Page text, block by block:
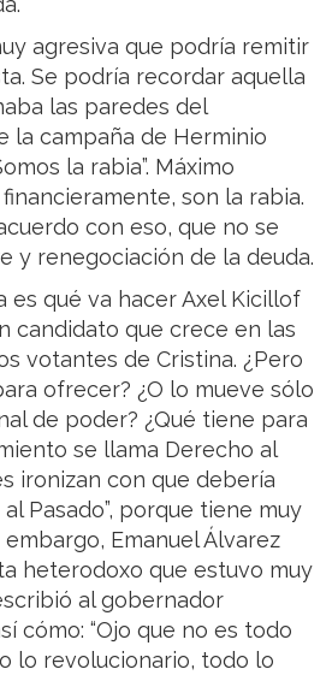
agresiva que podría remitir
Se podría recordar aquella
las paredes del
la campaña de Herminio
la rabia”. Máximo
son la rabia.
con eso, que no se
y renegociación de la deuda.
es qué va hacer Axel Kicillof
candidato que crece en las
votantes de Cristina. ¿Pero
ofrecer? ¿O lo mueve sólo
de poder? ¿Qué tiene para
se llama Derecho al
ironizan con que debería
Pasado”, porque tiene muy
Emanuel Álvarez
heterodoxo que estuvo muy
al gobernador
cómo: “Ojo que no es todo
lo revolucionario, todo lo